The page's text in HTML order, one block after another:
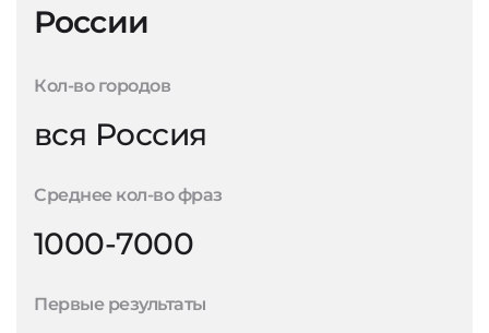
России
Кол-во городов
вся Россия
Среднее кол-во фраз
1000-7000
Первые результаты